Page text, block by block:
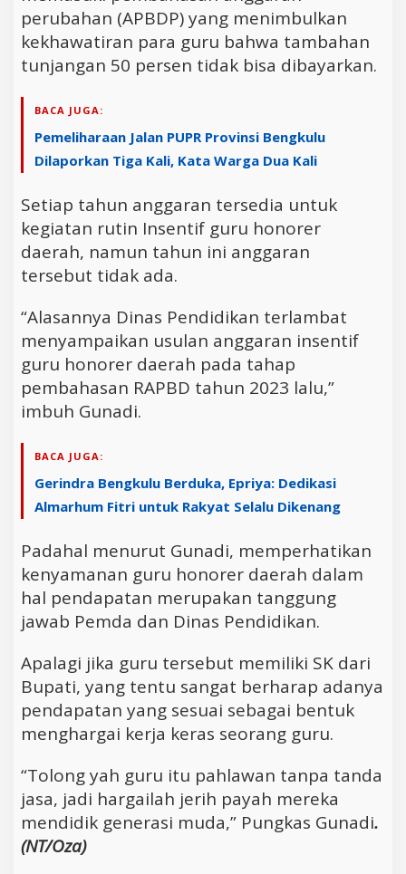
perubahan (APBDP) yang menimbulkan
kekhawatiran para guru bahwa tambahan
tunjangan 50 persen tidak bisa dibayarkan.
BACA JUGA:
Pemeliharaan Jalan PUPR Provinsi Bengkulu
Dilaporkan Tiga Kali, Kata Warga Dua Kali
Setiap tahun anggaran tersedia untuk
kegiatan rutin Insentif guru honorer
daerah, namun tahun ini anggaran
tersebut tidak ada.
“Alasannya Dinas Pendidikan terlambat
menyampaikan usulan anggaran insentif
guru honorer daerah pada tahap
pembahasan RAPBD tahun 2023 lalu,”
imbuh Gunadi.
BACA JUGA:
Gerindra Bengkulu Berduka, Epriya: Dedikasi
Almarhum Fitri untuk Rakyat Selalu Dikenang
Padahal menurut Gunadi, memperhatikan
kenyamanan guru honorer daerah dalam
hal pendapatan merupakan tanggung
jawab Pemda dan Dinas Pendidikan.
Apalagi jika guru tersebut memiliki SK dari
Bupati, yang tentu sangat berharap adanya
pendapatan yang sesuai sebagai bentuk
menghargai kerja keras seorang guru.
“Tolong yah guru itu pahlawan tanpa tanda
jasa, jadi hargailah jerih payah mereka
mendidik generasi muda,” Pungkas Gunadi.
(NT/Oza)